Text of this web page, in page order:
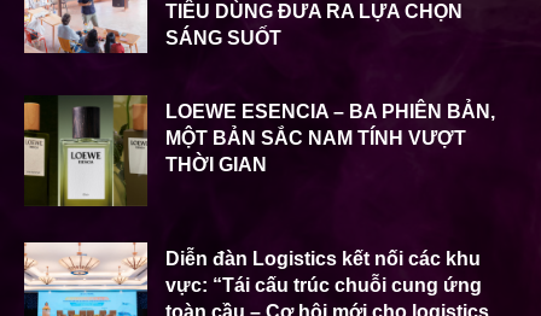
TIÊU DÙNG ĐƯA RA LỰA CHỌN
SÁNG SUỐT
LOEWE ESENCIA – BA PHIÊN BẢN,
MỘT BẢN SẮC NAM TÍNH VƯỢT
THỜI GIAN
Diễn đàn Logistics kết nối các khu
vực: “Tái cấu trúc chuỗi cung ứng